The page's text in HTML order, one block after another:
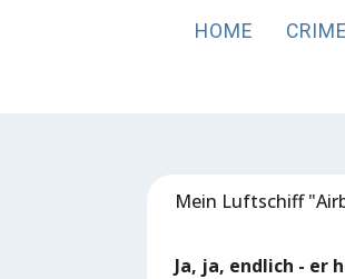
HOME CRIME
Mein Luftschiff
Ja, ja, endlich - er